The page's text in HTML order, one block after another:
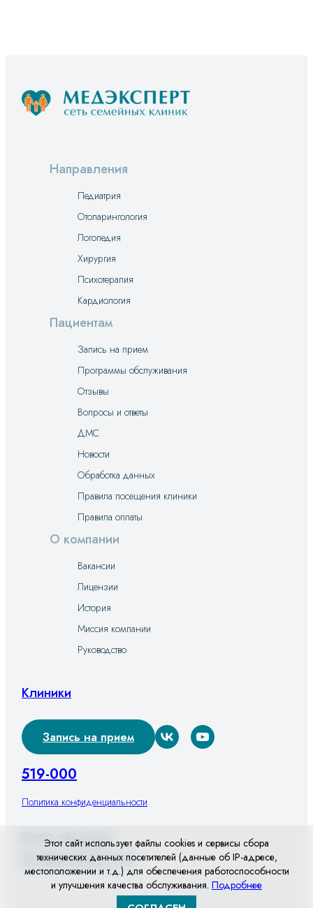
Этот сайт использует файлы cookies и сервисы сбора
технических данных посетителей (данные об IP-адресе,
местоположении и т.д.) для обеспечения работоспособности
и улучшения качества обслуживания. Подробнее
Направления
Педиатрия
Отоларингология
Логопедия
Хирургия
Психотерапия
Кардиология
Пациентам
Запись на прием
Программы обслуживания
Отзывы
Вопросы и ответы
ДМС
Новости
Обработка данных
Правила посещения клиники
Правила оплаты
О компании
Вакансии
Лицензии
История
Миссия компании
Руководство
Клиники
Запись на прием
519-000
Политика конфиденциальности
© ООО “Медэксперт”
Все права защищены 2026